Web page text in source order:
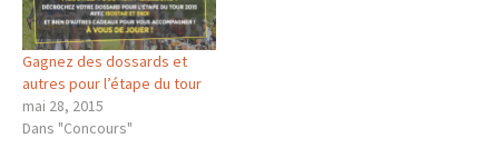
Gagnez des dossards et
autres pour l’étape du tour
mai 28, 2015
Dans "Concours"